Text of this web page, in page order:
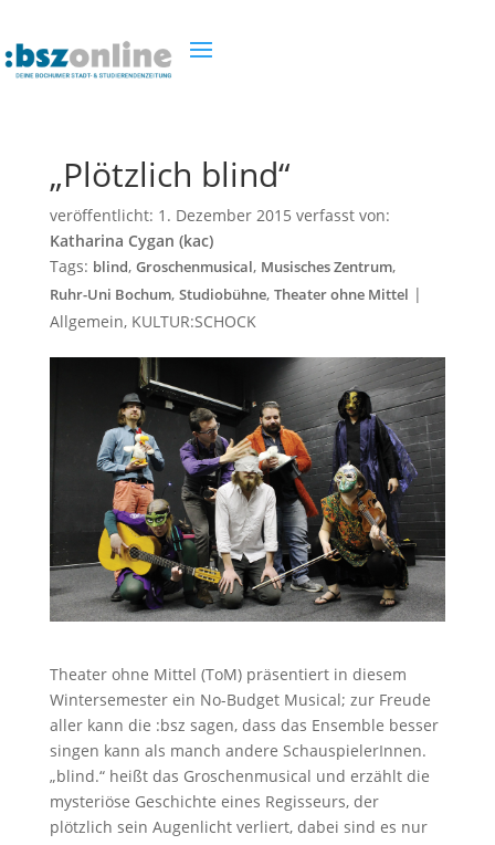
„Plötzlich blind“
veröffentlicht: 1. Dezember 2015 verfasst von:
Katharina Cygan (kac)
Tags: blind, Groschenmusical, Musisches Zentrum,
Ruhr-Uni Bochum, Studiobühne, Theater ohne Mittel |
Allgemein, KULTUR:SCHOCK
Theater ohne Mittel (ToM) präsentiert in diesem
Wintersemester ein No-Budget Musical; zur Freude
aller kann die :bsz sagen, dass das Ensemble besser
singen kann als manch andere SchauspielerInnen.
„blind.“ heißt das Groschenmusical und erzählt die
mysteriöse Geschichte eines Regisseurs, der
plötzlich sein Augenlicht verliert, dabei sind es nur